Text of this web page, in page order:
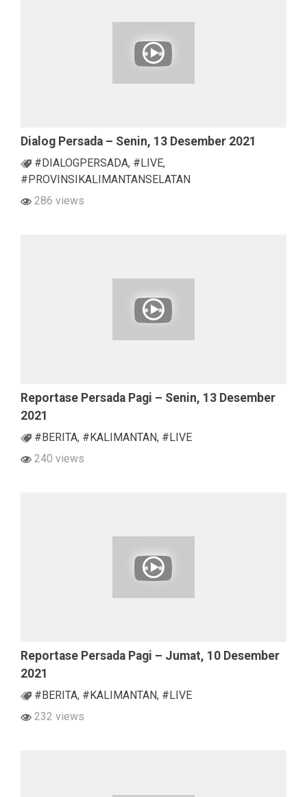
Dialog Persada – Senin, 13 Desember 2021
#DIALOGPERSADA, #LIVE,
#PROVINSIKALIMANTANSELATAN
286 views
Reportase Persada Pagi – Senin, 13 Desember
2021
#BERITA, #KALIMANTAN, #LIVE
240 views
Reportase Persada Pagi – Jumat, 10 Desember
2021
#BERITA, #KALIMANTAN, #LIVE
232 views